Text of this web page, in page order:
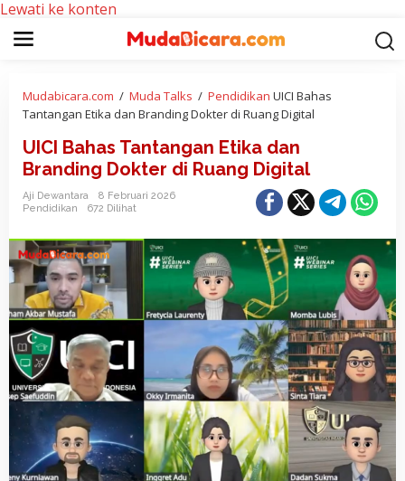
Lewati ke konten
Mudabicara.com / Muda Talks / Pendidikan UICI Bahas
Tantangan Etika dan Branding Dokter di Ruang Digital
UICI Bahas Tantangan Etika dan
Branding Dokter di Ruang Digital
Aji Dewantara
8 Februari 2026
Pendidikan
672 Dilihat